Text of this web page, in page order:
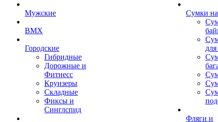
Мужские
BMX
Городские
Гибридные
Дорожные и
Фитнесс
Круизеры
Складные
Фиксы и
Синглспид
Сумки
Фляги и